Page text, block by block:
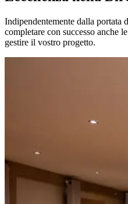
Indipendentemente dalla portata
completare con successo anche
gestire il vostro progetto.